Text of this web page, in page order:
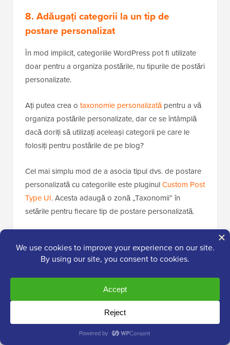
8. Adăugați categorii la un tip de
postare personalizat
În mod implicit, categoriile WordPress pot fi utilizate
doar pentru a organiza postările, nu tipurile de postări
personalizate.
Ați putea crea o taxonomie personalizatăpentru a vă
organiza postările personalizate, dar ce se întâmplă
dacă doriți să utilizați aceleași categorii pe care le
folosiți pentru postările de pe blog?
Cel mai simplu mod de a asocia tipul dvs. de postare
personalizată cu categoriile este pluginulCustom Post
Type UI. Acesta adaugă o zonă „Taxonomii” în
setările pentru fiecare tip de postare personalizată.
putea folosi categorii pentru a vă organiza tipurile de
Consultați ghidul nostru desprecum să adăugați